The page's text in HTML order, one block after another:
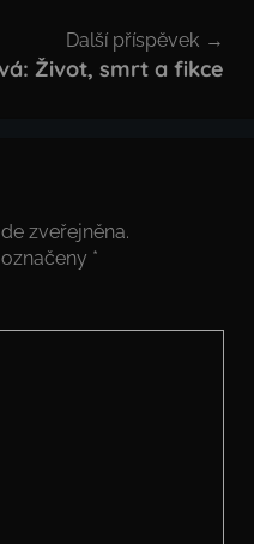
Další příspěvek
Život, smrt a fikce
zveřejněna.
*